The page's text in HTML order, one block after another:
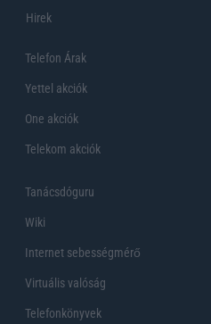
Hirek
Telefon Árak
Yettel akciók
One akciók
Telekom akciók
Tanácsdóguru
Wiki
Internet sebességmérő
Virtuális valóság
Telefonkönyvek